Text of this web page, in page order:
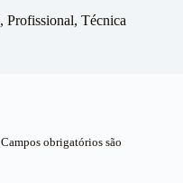
, Profissional, Técnica
Campos obrigatórios são